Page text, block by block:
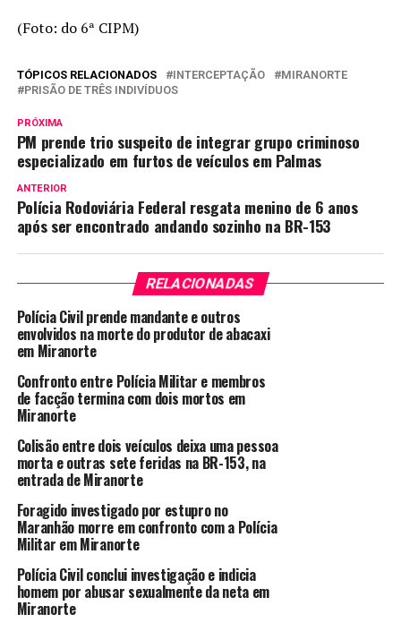
(Foto: do 6ª CIPM)
TÓPICOS RELACIONADOS INTERCEPTAÇÃO
MIRANORTE
PRISÃO DE TRÊS INDIVÍDUOS
PRÓXIMA
PM prende trio suspeito de integrar grupo criminoso
especializado em furtos de veículos em Palmas
ANTERIOR
Polícia Rodoviária Federal resgata menino de 6 anos
após ser encontrado andando sozinho na BR-153
RELACIONADAS
Polícia Civil prende mandante e outros
envolvidos na morte do produtor de abacaxi
em Miranorte
Confronto entre Polícia Militar e membros
de facção termina com dois mortos em
Miranorte
Colisão entre dois veículos deixa uma pessoa
morta e outras sete feridas na BR-153, na
entrada de Miranorte
Foragido investigado por estupro no
Maranhão morre em confronto com a Polícia
Militar em Miranorte
Polícia Civil conclui investigação e indicia
homem por abusar sexualmente da neta em
Miranorte